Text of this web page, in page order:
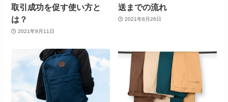
取引成功を促す使い方と
は？
2021年9月11日
送までの流れ
2021年8月26日